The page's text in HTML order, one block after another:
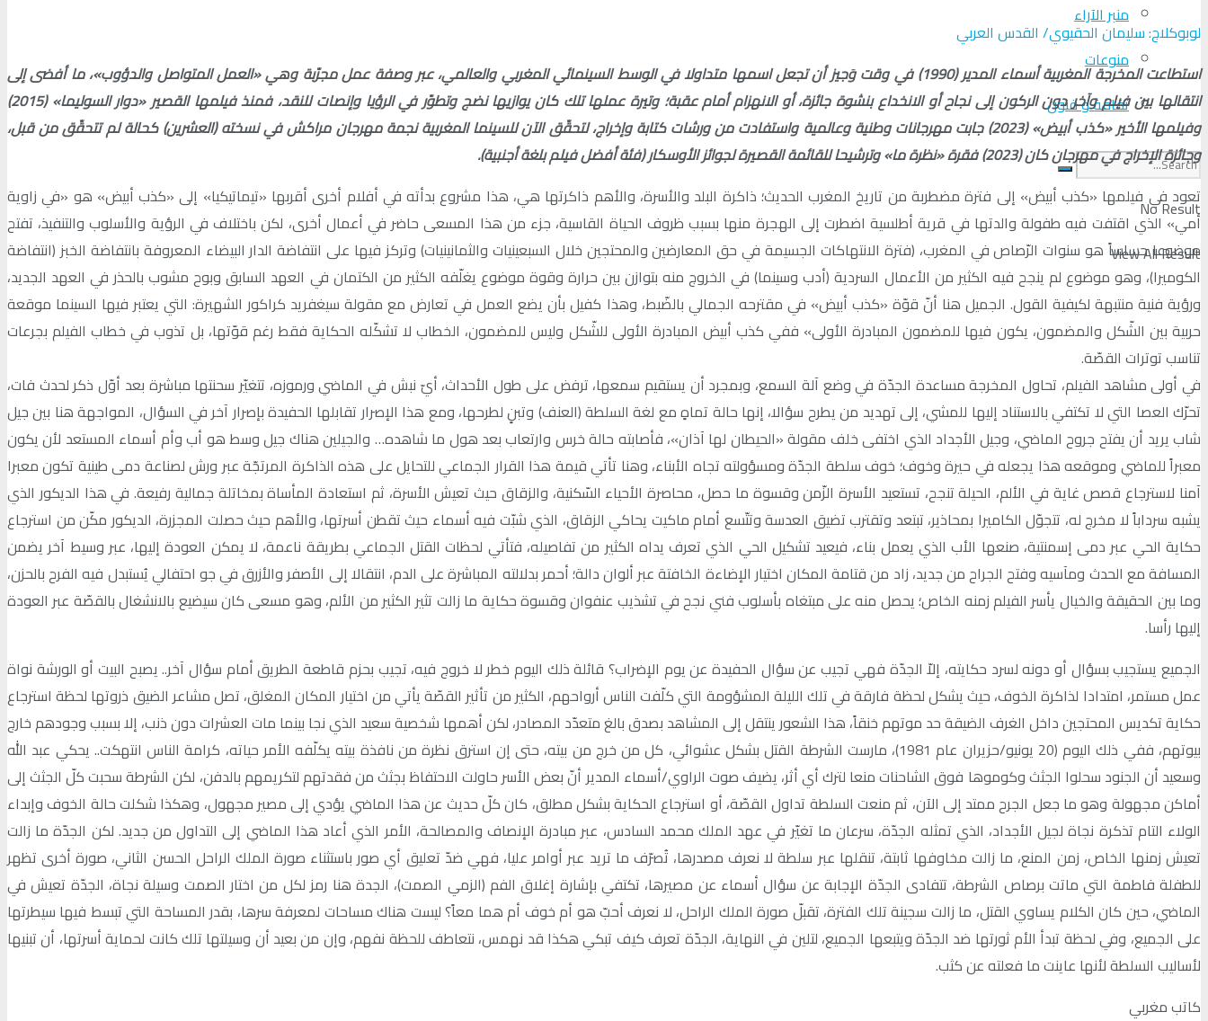
منبر الآراء
منوعات
ثقافة و فنون
No Result
View All Result
لوبوكلاج: سليمان الحقيوي/ القدس العربي
استطاعت المخرجة المغربية أسماء المدير (1990) في وقت وَجيز أن تجعل اسمها متداولا في الوسط السينمائي المغربي والعالمي، عبر وصفة عمل مجرّبة وهي «العمل المتواصل والدؤوب»، ما أفضى إلى
انتقالها بين فيلم وآخر دون الركون إلى نجاح أو الانخداع بنشوة جائزة، أو الانهزام أمام عقبة؛ وتيرة عملها تلك كان يوازيها نضج وتطوّر في الرؤيا وإنصات للنقد، فمنذ فيلمها القصير «دوار السوليما» (2015)
وفيلمها الأخير «كذب أبيض» (2023) جابت مهرجانات وطنية وعالمية واستفادت من ورشات كتابة وإخراج، لتحقّق الآن للسينما المغربية نجمة مهرجان مراكش في نسخته (العشرين) كحالة لم تتحقّق من قبل،
وجائزة الإخراج في مهرجان كان (2023) فقرة «نظرة ما» وترشيحا للقائمة القصيرة لجوائز الأوسكار (فئة أفضل فيلم بلغة أجنبية).
تعود في فيلمها «كذب أبيض» إلى فترة مضطربة من تاريخ المغرب الحديث؛ ذاكرة البلد والأسرة، والأهم ذاكرتها هي، هذا مشروع بدأته في أفلام أخرى أقربها «تيماتيكيا» إلى «كذب أبيض» هو «في زاوية
أمي» الذي اقتفت فيه طفولة والدتها في قرية أطلسية اضطرت إلى الهجرة منها بسبب ظروف الحياة القاسية، جزء من هذا المسعى حاضر في أعمال أخرى، لكن باختلاف في الرؤية والأسلوب والتنفيذ، تفتح
موضوعا حساساً هو سنوات الرّصاص في المغرب، (فترة الانتهاكات الجسيمة في حق المعارضين والمحتجين خلال السبعينيات والثمانينيات) وتركز فيها على انتفاضة الدار البيضاء المعروفة بانتفاضة الخبز (انتفاضة
الكوميرا)، وهو موضوع لم ينجح فيه الكثير من الأعمال السردية (أدب وسينما) في الخروج منه بتوازن بين حرارة وقوة موضوع يغلّفه الكثير من الكتمان في العهد السابق وبوح مشوب بالحذر في العهد الجديد،
ورؤية فنية منتبهة لكيفية القول. الجميل هنا أنّ قوّة «كذب أبيض» في مقترحه الجمالي بالضّبط، وهذا كفيل بأن يضع العمل في تعارض مع مقولة سيغفريد كراكور الشهيرة: التي يعتبر فيها السينما موقعة
حربية بين الشّكل والمضمون، يكون فيها للمضمون المبادرة الأولى» ففي كذب أبيض المبادرة الأولى للشّكل وليس للمضمون، الخطاب لا تشكّله الحكاية فقط رغم قوّتها، بل تذوب في خطاب الفيلم بجرعات
تناسب توترات القصّة.
في أولى مشاهد الفيلم، تحاول المخرجة مساعدة الجدّة في وضع آلة السمع، وبمجرد أن يستقيم سمعها، ترفض على طول الأحداث، أيّ نبش في الماضي ورموزه، تتغيّر سحنتها مباشرة بعد أوّل ذكر لحدث فات،
تحرّك العصا التي لا تكتفي بالاستناد إليها للمشي، إلى تهديد من يطرح سؤالا، إنها حالة تماهٍ مع لغة السلطة (العنف) وتبنٍ لطرحها، ومع هذا الإصرار تقابلها الحفيدة بإصرار آخر في السؤال، المواجهة هنا بين جيل
شاب يريد أن يفتح جروح الماضي، وجيل الأجداد الذي اختفى خلف مقولة «الحيطان لها آذان»، فأصابته حالة خرس وارتعاب بعد هول ما شاهده… والجيلين هناك جيل وسط هو أب وأم أسماء المستعد لأن يكون
معبراً للماضي وموقعه هذا يجعله في حيرة وخوف؛ خوف سلطة الجدّة ومسؤولته تجاه الأبناء، وهنا تأتي قيمة هذا القرار الجماعي للتحايل على هذه الذاكرة المرتجّة عبر ورش لصناعة دمى طينية تكون معبرا
آمنا لاسترجاع قصص غاية في الألم، الحيلة تنجح، تستعيد الأسرة الزّمن وقسوة ما حصل، محاصرة الأحياء السّكنية، والزقاق حيث تعيش الأسرة، ثم استعادة المأساة بمخاتلة جمالية رفيعة. في هذا الديكور الذي
يشبه سرداباً لا مخرج له، تتجوّل الكاميرا بمحاذير، تبتعد وتقترب تضيق العدسة وتتّسع أمام ماكيت يحاكي الزقاق، الذي شبّت فيه أسماء حيث تقطن أسرتها، والأهم حيث حصلت المجزرة، الديكور مكّن من استرجاع
حكاية الحي عبر دمى إسمنتية، صنعها الأب الذي يعمل بناء، فيعيد تشكيل الحي الذي تعرف يداه الكثير من تفاصيله، فتأتي لحظات القتل الجماعي بطريقة ناعمة، لا يمكن العودة إليها، عبر وسيط آخر يضمن
المسافة مع الحدث ومآسيه وفتح الجراح من جديد، زاد من قتامة المكان اختيار الإضاءة الخافتة عبر ألوان دالة؛ أحمر بدلالته المباشرة على الدم، انتقالا إلى الأصفر والأزرق في جو احتفالي يُستبدل فيه الفرح بالحزن،
وما بين الحقيقة والخيال يأسر الفيلم زمنه الخاص؛ يحصل منه على مبتغاه بأسلوب فني نجح في تشذيب عنفوان وقسوة حكاية ما زالت تثير الكثير من الألم، وهو مسعى كان سيضيع بالانشغال بالقصّة عبر العودة
إليها رأسا.
الجميع يستجيب بسؤال أو دونه لسرد حكايته، إلاّ الجدّة فهي تجيب عن سؤال الحفيدة عن يوم الإضراب؟ قائلة ذلك اليوم خطر لا خروج فيه، تجيب بحزم قاطعة الطريق أمام سؤال آخر.. يصبح البيت أو الورشة نواة
عمل مستمر، امتدادا لذاكرة الخوف، حيث يشكل لحظة فارقة في تلك الليلة المشؤومة التي كلّفت الناس أرواحهم، الكثير من تأثير القصّة يأتي من اختيار المكان المغلق، تصل مشاعر الضيق ذروتها لحظة استرجاع
حكاية تكديس المحتجين داخل الغرف الضيقة حد موتهم خنقاً، هذا الشعور ينتقل إلى المشاهد بصدق بالغ متعدّد المصادر، لكن أهمها شخصية سعيد الذي نجا بينما مات العشرات دون ذنب، إلا بسبب وجودهم خارج
بيوتهم، ففي ذلك اليوم (20 يونيو/حزيران عام 1981)، مارست الشرطة القتل بشكل عشوائي، كل من خرج من بيته، حتى إن استرق نظرة من نافذة بيته يكلّفه الأمر حياته، كرامة الناس انتهكت.. يحكي عبد الله
وسعيد أن الجنود سحلوا الجثث وكوموها فوق الشاحنات منعا لترك أي أثر، يضيف صوت الراوي/أسماء المدير أنّ بعض الأسر حاولت الاحتفاظ بجثث من فقدتهم لتكريمهم بالدفن، لكن الشرطة سحبت كلّ الجثث إلى
أماكن مجهولة وهو ما جعل الجرح ممتد إلى الآن، ثم منعت السلطة تداول القصّة، أو استرجاع الحكاية بشكل مطلق، كان كلّ حديث عن هذا الماضي يؤدي إلى مصير مجهول، وهكذا شكلت حالة الخوف وإبداء
الولاء التام تذكرة نجاة لجيل الأجداد، الذي تمثله الجدّة، سرعان ما تغيّر في عهد الملك محمد السادس، عبر مبادرة الإنصاف والمصالحة، الأمر الذي أعاد هذا الماضي إلى التداول من جديد. لكن الجدّة ما زالت
تعيش زمنها الخاص، زمن المنع، ما زالت مخاوفها ثابتة، تنقلها عبر سلطة لا نعرف مصدرها، تُصرّف ما تريد عبر أوامر عليا، فهي ضدّ تعليق أي صور باستثناء صورة الملك الراحل الحسن الثاني، صورة أخرى تظهر
للطفلة فاطمة التي ماتت برصاص الشرطة، تتفادى الجدّة الإجابة عن سؤال أسماء عن مصيرها، تكتفي بإشارة إغلاق الفم (الزمي الصمت)، الجدة هنا رمز لكل من اختار الصمت وسيلة نجاة، الجدّة تعيش في
الماضي، حين كان الكلام يساوي القتل، ما زالت سجينة تلك الفترة، تقبلّ صورة الملك الراحل، لا نعرف أحبّ هو أم خوف أم هما معاً؟ ليست هناك مساحات لمعرفة سرها، بقدر المساحة التي تبسط فيها سيطرتها
على الجميع، وفي لحظة تبدأ الأم ثورتها ضد الجدّة ويتبعها الجميع، لتلين في النهاية، الجدّة تعرف كيف تبكي هكذا قد نهمس، نتعاطف للحظة نفهم، وإن من بعيد أن وسيلتها تلك كانت لحماية أسرتها، أن تبنيها
لأساليب السلطة لأنها عاينت ما فعلته عن كثب.
كاتب مغربي